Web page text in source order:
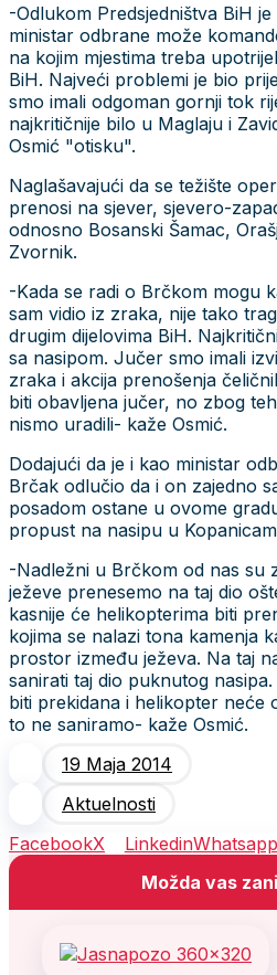
-Odlukom Predsjedništva BiH
ministar odbrane može
na kojim mjestima treba
BiH. Najveći problemi je bio
smo imali odgoman gornji tok
najkritičnije bilo u Maglaju i
Osmić "otisku".
Naglašavajući da se težište
prenosi na sjever, sjevero-
odnosno Bosanski Šamac,
Zvornik.
-Kada se radi o Brčkom mogu
sam vidio iz zraka, nije tako
drugim dijelovima BiH.
sa nasipom. Jučer smo imali
zraka i akcija prenošenja
biti obavljena jučer, no zbog
nismo uradili- kaže Osmić.
Dodajući da je i kao ministar
Brčak odlučio da i on zajedno
posadom ostane u ovome
propust na nasipu u
-Nadležni u Brčkom od nas su
ježeve prenesemo na taj dio
kasnije će helikopterima biti
kojima se nalazi tona kamenja
prostor između ježeva. Na taj
sanirati taj dio puknutog
biti prekidana i helikopter neće
to ne saniramo- kaže Osmić.
19 Maja 2014
Aktuelnosti
FacebookX LinkedinWhatsapp
Možda vas